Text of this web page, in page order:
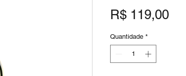
R$ 119,00
Quantidade *